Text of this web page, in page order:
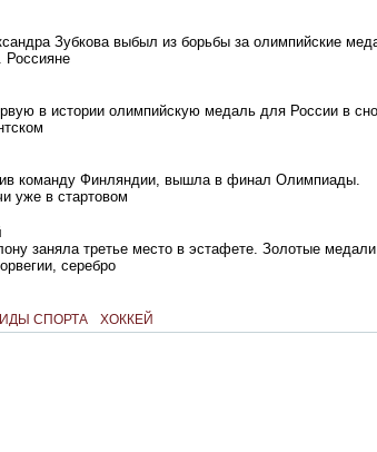
Зубкова выбыл из борьбы за олимпийские
Россияне
в истории олимпийскую медаль для России в
команду Финляндии, вышла в финал Олимпиады.
уже в стартовом
заняла третье место в эстафете. Золотые медали
серебро
СПОРТА ХОККЕЙ